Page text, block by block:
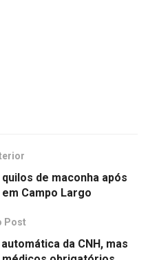
de maconha após
Campo Largo
Post
da CNH, mas